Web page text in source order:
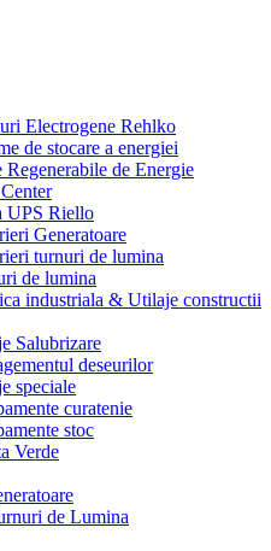
Electrogene Rehlko
de stocare a energiei
Regenerabile de Energie
UPS Riello
Generatoare
turnuri de lumina
de lumina
industriala & Utilaje constructii
Salubrizare
deseurilor
speciale
curatenie
stoc
Verde
de Lumina